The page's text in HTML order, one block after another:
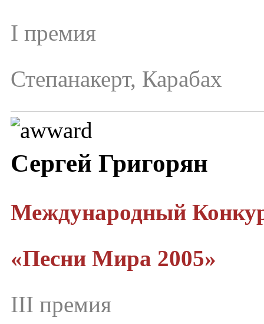
I премия
Степанакерт, Карабах
Сергей Григорян
Международный
«Песни Мира 2005»
III премия